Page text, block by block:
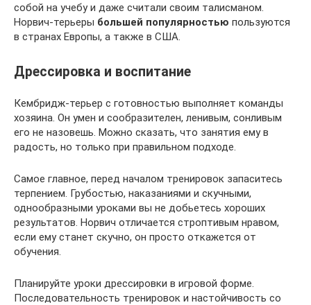
собой на учебу и даже считали своим талисманом.
Норвич-терьеры большей популярностью пользуются
в странах Европы, а также в США.
Дрессировка и воспитание
Кембридж-терьер с готовностью выполняет команды
хозяина. Он умен и сообразителен, ленивым, сонливым
его не назовешь. Можно сказать, что занятия ему в
радость, но только при правильном подходе.
Самое главное, перед началом тренировок запаситесь
терпением. Грубостью, наказаниями и скучными,
однообразными уроками вы не добьетесь хороших
результатов. Норвич отличается строптивым нравом,
если ему станет скучно, он просто откажется от
обучения.
Планируйте уроки дрессировки в игровой форме.
Последовательность тренировок и настойчивость со